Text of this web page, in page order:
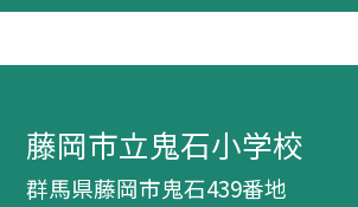
藤岡市立鬼石小学校
群馬県藤岡市鬼石439番地